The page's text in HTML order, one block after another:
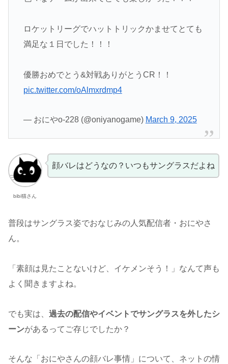
ロケットリーグでハットトリックかませてとても
満足な１日でした！！！
優勝おめでとう&対戦ありがとうCR！！
pic.twitter.com/oAlmxrdmp4
— おにやo-228 (@oniyanogame) March 9, 2025
bibi猫さん
顔バレはどうなの？いつもサングラスだよね
普段はサングラス姿でおなじみの人気配信者・おにやさ
ん。
「素顔は見たことないけど、イケメンそう！」なんて声も
よく聞きますよね。
でも実は、 過去の配信やイベントでサングラスを外したシ
ーンがあるってご存じでしたか？
そんな「おにやさんの顔バレ事情」について、ネットの情